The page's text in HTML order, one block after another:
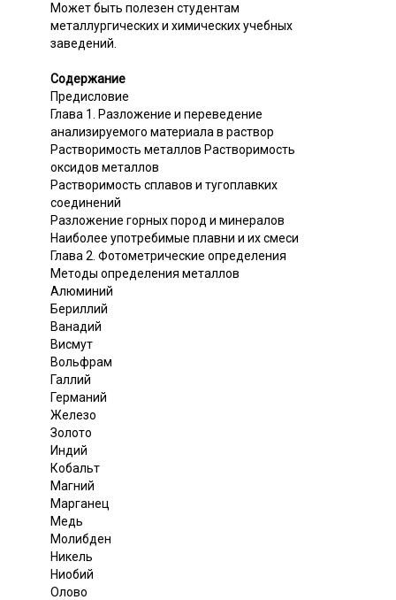
Может быть полезен студентам
металлургических и химических учебных
заведений.
Содержание
Предисловие
Глава 1. Разложение и переведение
анализируемого материала в раствор
Растворимость металлов Растворимость
оксидов металлов
Растворимость сплавов и тугоплавких
соединений
Разложение горных пород и минералов
Наиболее употребимые плавни и их смеси
Глава 2. Фотометрические определения
Методы определения металлов
Алюминий
Бериллий
Ванадий
Висмут
Вольфрам
Галлий
Германий
Железо
Золото
Индий
Кобальт
Магний
Марганец
Медь
Молибден
Никель
Ниобий
Олово